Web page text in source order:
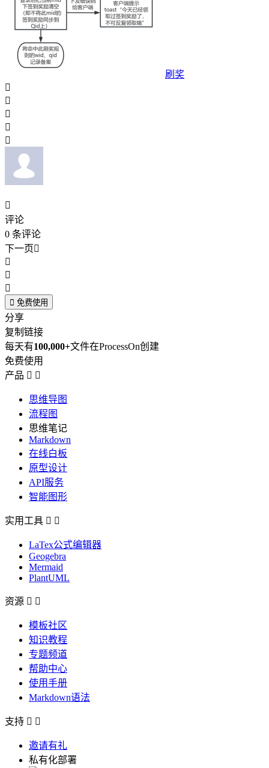
刷奖






评论
0 条评论
下一页



 免费使用
分享
复制链接
每天有100,000+文件在ProcessOn创建
免费使用
产品  
思维导图
流程图
思维笔记
Markdown
在线白板
原型设计
API服务
智能图形
实用工具  
LaTex公式编辑器
Geogebra
Mermaid
PlantUML
资源  
模板社区
知识教程
专题频道
帮助中心
使用手册
Markdown语法
支持  
邀请有礼
私有化部署